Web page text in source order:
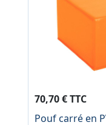
70,70 € TTC
Pouf carré en